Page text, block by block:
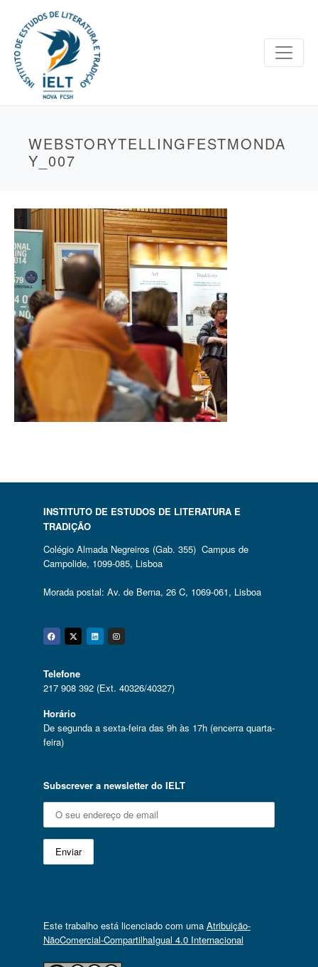
WEBSTORYTELLINGFESTMONDA
Y_007
INSTITUTO DE ESTUDOS DE LITERATURA E
TRADIÇÃO
Colégio Almada Negreiros (Gab. 355) Campus de
Campolide, 1099-085, Lisboa
Morada postal: Av. de Berna, 26 C, 1069-061, Lisboa
Facebook
Twitter
Linkedin
Instagram
Telefone
217 908 392 (Ext. 40326/40327)
Horário
De segunda a sexta-feira das 9h às 17h (encerra quarta-
feira)
Subscrever a newsletter do IELT
Este trabalho está licenciado com uma Atribuição-
NãoComercial-CompartilhaIgual 4.0 Internacional